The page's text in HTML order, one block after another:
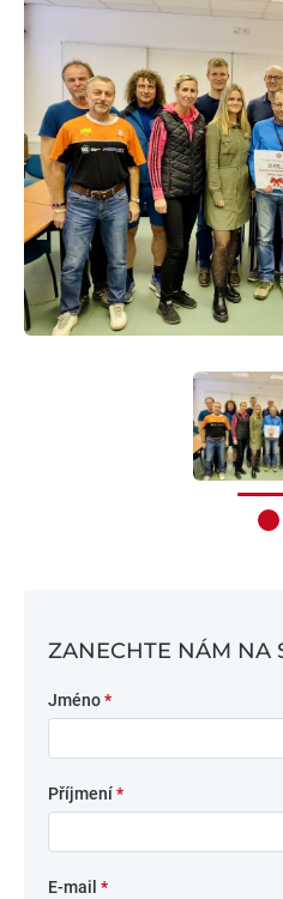
ZANECHTE NÁM NA
Jméno*
Příjmení*
E-mail *